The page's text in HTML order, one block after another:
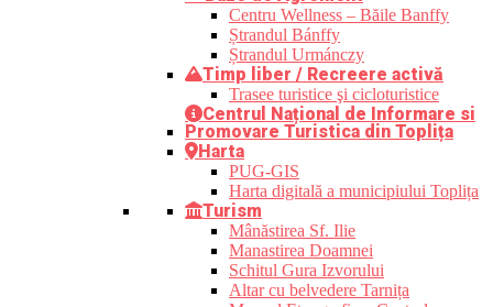
Centru Wellness – Băile Banffy
Ștrandul Bánffy
Ștrandul Urmánczy
Timp liber / Recreere activă
Trasee turistice şi cicloturistice
Centrul Național de Informare si
Promovare Turistica din Toplița
Harta
PUG-GIS
Harta digitală a municipiului Toplița
Turism
Mânăstirea Sf. Ilie
Manastirea Doamnei
Schitul Gura Izvorului
Altar cu belvedere Tarnița